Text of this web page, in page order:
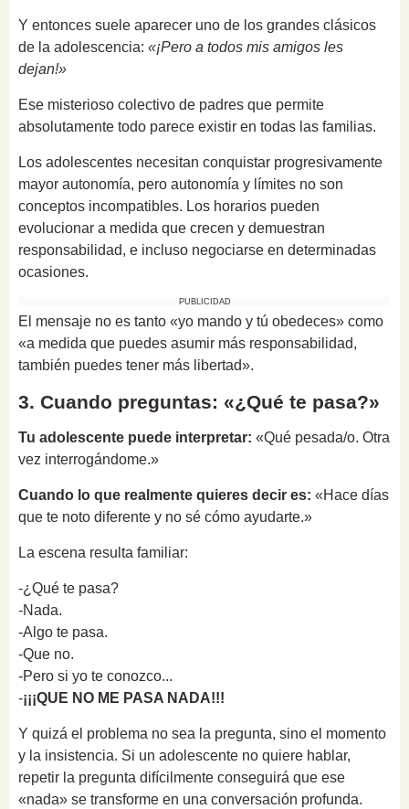
Y entonces suele aparecer uno de los grandes clásicos
de la adolescencia: «¡Pero a todos mis amigos les
dejan!»
Ese misterioso colectivo de padres que permite
absolutamente todo parece existir en todas las familias.
Los adolescentes necesitan conquistar progresivamente
mayor autonomía, pero autonomía y límites no son
conceptos incompatibles. Los horarios pueden
evolucionar a medida que crecen y demuestran
responsabilidad, e incluso negociarse en determinadas
ocasiones.
PUBLICIDAD
El mensaje no es tanto «yo mando y tú obedeces» como
«a medida que puedes asumir más responsabilidad,
también puedes tener más libertad».
3. Cuando preguntas: «¿Qué te pasa?»
Tu adolescente puede interpretar: «Qué pesada/o. Otra
vez interrogándome.»
Cuando lo que realmente quieres decir es: «Hace días
que te noto diferente y no sé cómo ayudarte.»
La escena resulta familiar:
-¿Qué te pasa?
-Nada.
-Algo te pasa.
-Que no.
-Pero si yo te conozco...
-¡¡¡QUE NO ME PASA NADA!!!
Y quizá el problema no sea la pregunta, sino el momento
y la insistencia. Si un adolescente no quiere hablar,
repetir la pregunta difícilmente conseguirá que ese
«nada» se transforme en una conversación profunda.